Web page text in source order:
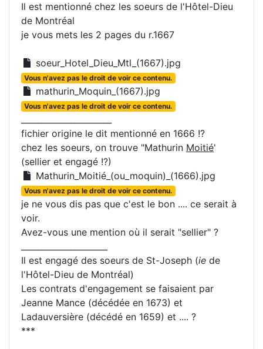
Il est mentionné chez les soeurs de l'Hôtel-Dieu
de Montréal
je vous mets les 2 pages du r.1667
soeur_Hotel_Dieu_Mtl_(1667).jpg
Vous n'avez pas le droit de voir ce contenu.
mathurin_Moquin_(1667).jpg
Vous n'avez pas le droit de voir ce contenu.
fichier origine le dit mentionné en 1666 !?
chez les soeurs, on trouve "Mathurin Moitié'
(sellier et engagé !?)
Mathurin_Moitié_(ou_moquin)_(1666).jpg
Vous n'avez pas le droit de voir ce contenu.
je ne vous dis pas que c'est le bon .... ce serait à
voir.
Avez-vous une mention où il serait "sellier" ?
Il est engagé des soeurs de St-Joseph (ie de
l'Hôtel-Dieu de Montréal)
Les contrats d'engagement se faisaient par
Jeanne Mance (décédée en 1673) et
Ladauversière (décédé en 1659) et .... ?
***